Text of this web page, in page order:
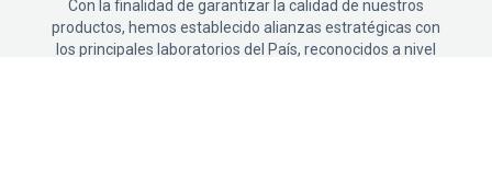
Con la finalidad de garantizar la calidad de nuestros
productos, hemos establecido alianzas estratégicas con
los principales laboratorios del País, reconocidos a nivel